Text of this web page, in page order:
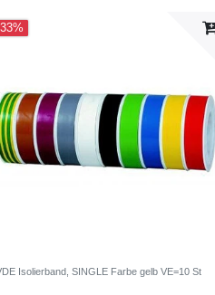
Isolierband, SINGLE Farbe gelb VE=10 St